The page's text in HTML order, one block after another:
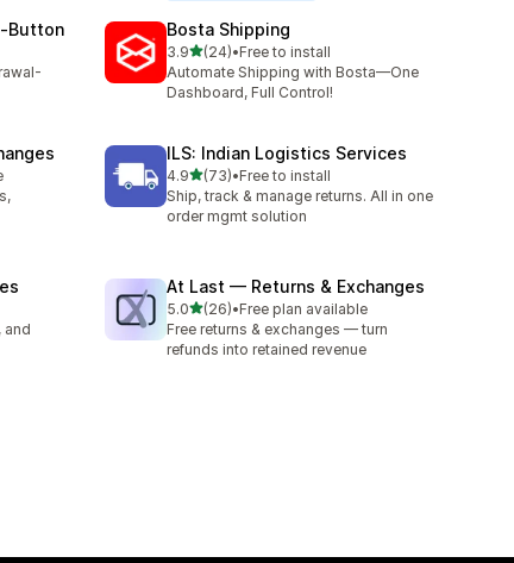
Bosta Shipping
3.9เต็ม 5 ดาว
(24)
ทั้งหมด 24 รีวิว
•Free to install
Automate Shipping with Bosta—One
Dashboard, Full Control!
ILS: Indian Logistics Services
4.9เต็ม 5 ดาว
(73)
ทั้งหมด 73 รีวิว
•Free to install
Ship, track & manage returns. All in one
order mgmt solution
and
At Last — Returns & Exchanges
5.0เต็ม 5 ดาว
(26)
ทั้งหมด 26 รีวิว
•Free plan available
Free returns & exchanges — turn
refunds into retained revenue